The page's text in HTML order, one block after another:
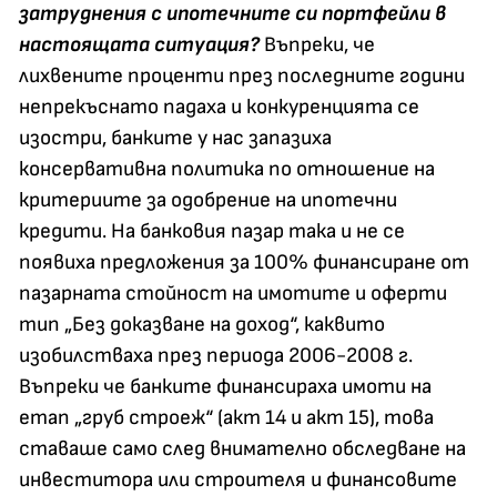
затруднения с ипотечните си портфейли в
настоящата ситуация?Въпреки, че
лихвените проценти през последните години
непрекъснато падаха и конкуренцията се
изостри, банките у нас запазиха
консервативна политика по отношение на
критериите за одобрение на ипотечни
кредити. На банковия пазар така и не се
появиха предложения за 100% финансиране от
пазарната стойност на имотите и оферти
тип „Без доказване на доход“, каквито
изобилстваха през периода 2006-2008 г.
Въпреки че банките финансираха имоти на
етап „груб строеж“ (акт 14 и акт 15), това
ставаше само след внимателно обследване на
инвеститора или строителя и финансовите